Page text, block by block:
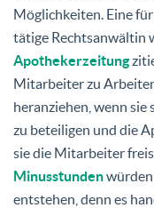
Möglichkeiten. Eine
tätige Rechtsanwältin
Apothekerzeitung
Mitarbeiter zu
heranziehen, wenn sie
zu beteiligen und die
sie die Mitarbeiter
Minusstunden
entstehen, denn es